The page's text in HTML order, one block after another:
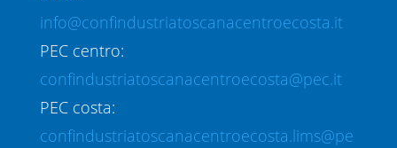
info@confindustriatoscanacentroecosta.it
PEC centro:
confindustriatoscanacentroecosta@pec.it
PEC costa:
confindustriatoscanacentroecosta.lims@pe